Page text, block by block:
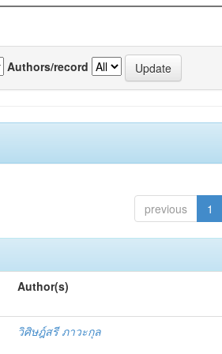
Authors/record
previous 1
Author(s)
วิศิษฎ์สรี ภาวะกุล